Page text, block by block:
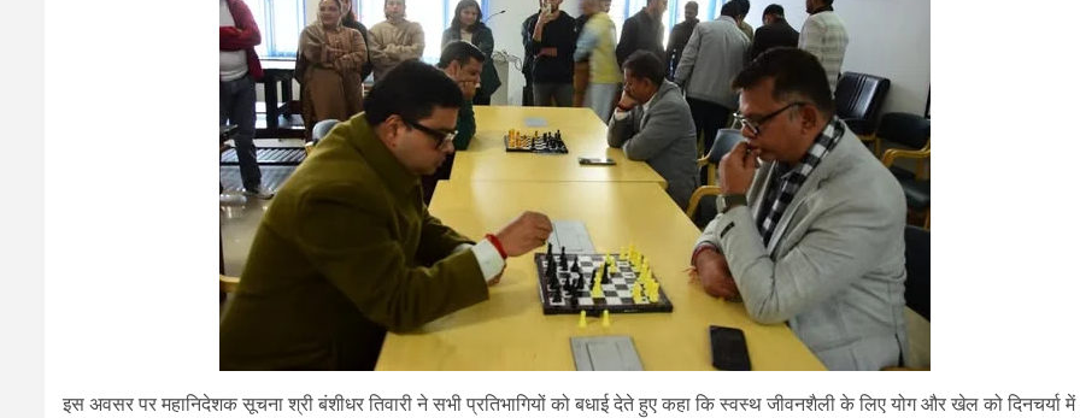
इस अवसर पर महानिदेशक सूचना श्री बंशीधर तिवारी ने सभी प्रतिभागियों को बधाई देते हुए कहा कि स्वस्थ जीवनशैली के लिए योग और खेल को दिनचर्या में